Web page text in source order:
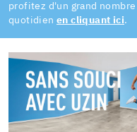
profitez d'un grand
quotidien en cliquant ici.